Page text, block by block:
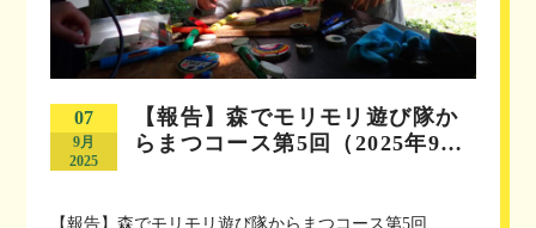
07
9月
2025
【報告】森でモリモリ遊び隊か
らまつコース第5回（2025年9…
【報告】森でモリモリ遊び隊からまつコース第5回